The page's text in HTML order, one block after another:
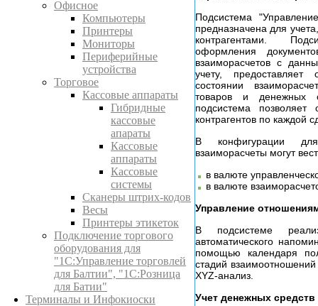
Офисное
Компьютеры
Принтеры
Мониторы
Периферийные
устройства
Торговое
Кассовые аппараты
Гибридные
кассовые
апараты
Кассовые
аппараты
Кассовые
системы
Сканеры штрих-кодов
Весы
Принтеры этикеток
Подключение торгового
оборудования для
"1С:Управление торговлей
для Балтии", "1С:Розница
для Батии"
Терминалы и Инфокиоски
Подсистема
предназначена для
контрагентами.
оформления
взаиморасчетов с
учету,
состоянии
товаров и денежных
подсистема позволяет
контрагентов по каждой
В конфигурации
взаиморасчеты могут
в валюте
в валюте
Управление
В подсистеме
автоматического
помощью календаря
стадий
XYZ-анализ.
Учет денежных средств